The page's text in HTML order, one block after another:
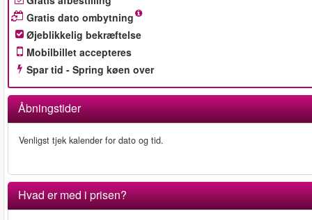
Gratis dato ombytning
Øjeblikkelig bekræftelse
Mobilbillet accepteres
Spar tid - Spring køen over
Åbningstider
Venligst tjek kalender for dato og tid.
Hvad er med i prisen?